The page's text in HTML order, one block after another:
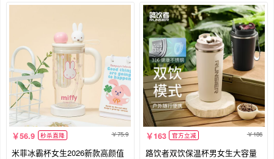
56.9 秒杀直降 75.9
米菲冰霸杯女生2026新款高颜值
163 官方立减 186
路饮者双饮保温杯男女生大容量